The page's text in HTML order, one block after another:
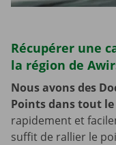
Récupérer une
la région de
Nous avons des
Points dans tout le
rapidement et
suffit de rallier le